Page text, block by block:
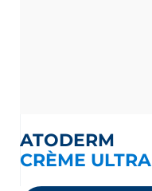
ATODERM
CRÈME ULTRA